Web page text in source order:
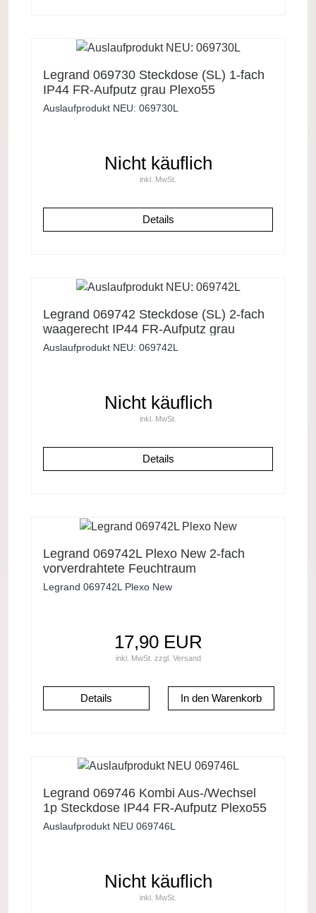
Legrand 069730 Steckdose (SL) 1-fach
IP44 FR-Aufputz grau Plexo55
Auslaufprodukt NEU: 069730L
Nicht käuflich
inkl. MwSt.
Details
Legrand 069742 Steckdose (SL) 2-fach
waagerecht IP44 FR-Aufputz grau
Plexo55
Auslaufprodukt NEU: 069742L
Nicht käuflich
inkl. MwSt.
Details
Legrand 069742L Plexo New 2-fach
vorverdrahtete Feuchtraum
Schutzkontakt Steckdose horizontal
Legrand 069742L Plexo New
17,90 EUR
inkl. MwSt. zzgl. Versand
Details
Legrand 069746 Kombi Aus-/Wechsel
1p Steckdose IP44 FR-Aufputz Plexo55
grau
Auslaufprodukt NEU 069746L
Nicht käuflich
inkl. MwSt.